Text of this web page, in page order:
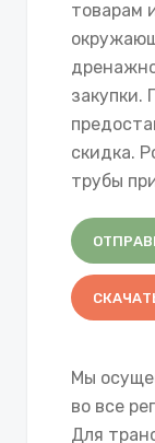
товарам
закупки.
скидка.
трубы
Мы
во все
Для